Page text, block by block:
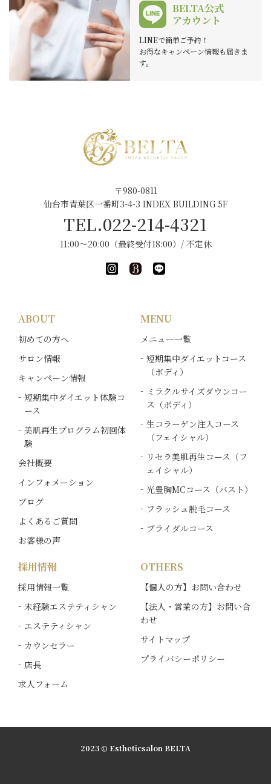
電子メールでお問合せいただきましたご質問等に
つきまして、お客様との特別な合意により当店に
回答義務がある場合を除き、ご回答の判断は当店
の任意とさせていただきます。予めご了承くださ
い。
は公共の利益のために必要であると考えられる場
合を除き、お客さまの情報を利用したり外部に提
供することはいたしません。
当店より送信するお客様へのご回答の電子メール
は、お客様のお問い合わせにお答えする目的でお
送りするものです。お客様へのご回答で送信した
電子メールの一部、または全部をその他の目的で
でのご回答をさせていただく事がございます。必
ず電話番号や名前、住所等のご記入をお願いいた
します。
お問合せフォームにご記入いただきました個人情
報につきましては、当店で責任をもって管理し、
お客様へのご回答にのみ使用させていただきま
す。
お客さまの同意を頂いている場合、法令により必
要と判断される場合、お客さま、または公共の利
益のために必要であると考えられる場合を除き、
第三者への開示や他の目的での使用はいたしませ
ん。定休日を挟んだ場合およびご質問の内容によ
っては、ご回答までに日数をいただく場合がござ
います。予めご了承ください。
BELTA公式
アカウント
LINEで簡単ご予約！
お得なキャンペーン情報も届きま
す。
〒980-0811
仙台市青葉区一番町3-4-3 INDEX BUILDING 5F
TEL.022-214-4321
11:00～20:00（最終受付18:00）/ 不定休
ABOUT
初めての方へ
サロン情報
キャンペーン情報
短期集中ダイエット体験コ
ース
美肌再生プログラム初回体
験
会社概要
インフォメーション
ブログ
よくあるご質問
お客様の声
MENU
メニュー一覧
短期集中ダイエットコース
（ボディ）
ミラクルサイズダウンコー
ス（ボディ）
生コラーゲン注入コース
（フェイシャル）
リセラ美肌再生コース（フ
ェイシャル）
光豊胸MCコース（バスト）
フラッシュ脱毛コース
ブライダルコース
採用情報
採用情報一覧
未経験エステティシャン
エステティシャン
カウンセラー
店長
求人フォーム
OTHERS
【個人の方】お問い合わせ
【法人・営業の方】お問い合
わせ
サイトマップ
プライバシーポリシー
2023 © Estheticsalon BELTA